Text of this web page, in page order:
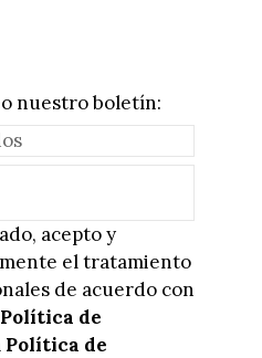
nuestro boletín:
acepto y
el tratamiento
de acuerdo con
Política de
Política de